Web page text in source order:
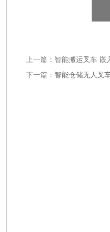
上一篇： 智能搬运叉车 嵌
下一篇： 智能仓储无人叉